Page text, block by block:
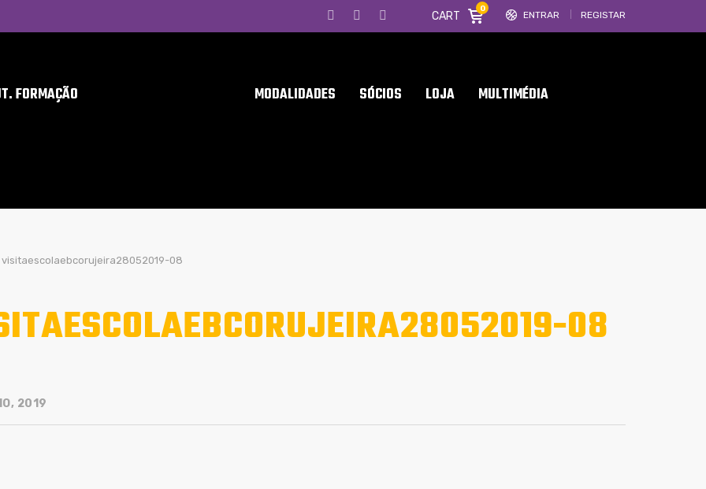
ENTRAR REGISTAR
CART
0
FORMAÇÃO MODALIDADES SÓCIOS LOJA MULTIMÉDIA
visitaescolaebcorujeira28052019-08
08
2019